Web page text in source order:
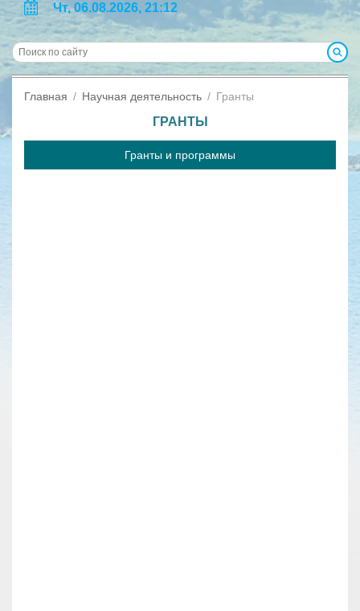
Чт, 06.08.2026, 21:12
Главная Научная деятельность Гранты
ГРАНТЫ
Гранты и программы